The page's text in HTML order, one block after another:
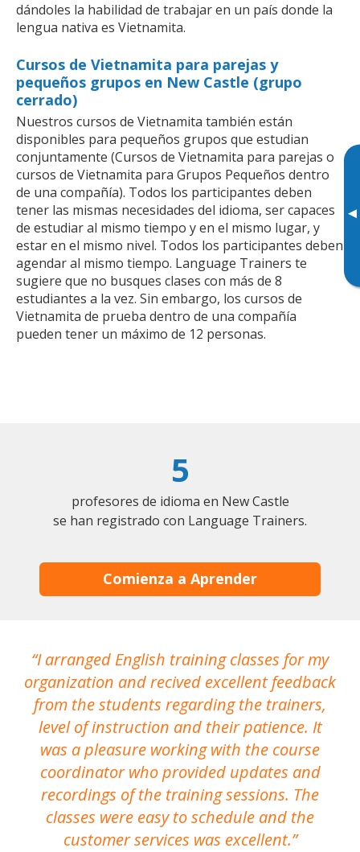
▸
dándoles la habilidad de trabajar en un país donde la
lengua nativa es Vietnamita.
Cursos de Vietnamita para parejas y
pequeños grupos en New Castle (grupo
cerrado)
Nuestros cursos de Vietnamita también están
disponibles para pequeños grupos que estudian
conjuntamente (Cursos de Vietnamita para parejas o
cursos de Vietnamita para Grupos Pequeños dentro
de una compañía). Todos los participantes deben
tener las mismas necesidades del idioma, ser capaces
de estudiar al mismo tiempo y en el mismo lugar, y
estar en el mismo nivel. Todos los participantes deben
agendar al mismo tiempo. Language Trainers te
sugiere que no busques clases con más de 8
estudiantes a la vez. Sin embargo, los cursos de
Vietnamita de prueba dentro de una compañía
pueden tener un máximo de 12 personas.
5
profesores de idioma en New Castle
se han registrado con Language Trainers.
Comienza a Aprender
I arranged English training classes for my
organization and recived excellent feedback
from the students regarding the trainers,
level of instruction and their patience. It
was a pleasure working with the course
coordinator who provided updates and
recordings of the training sessions. The
classes were easy to schedule and the
customer services was excellent.